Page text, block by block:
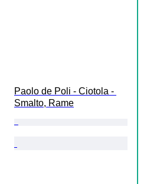
Paolo de Poli - Ciotola -
Smalto, Rame